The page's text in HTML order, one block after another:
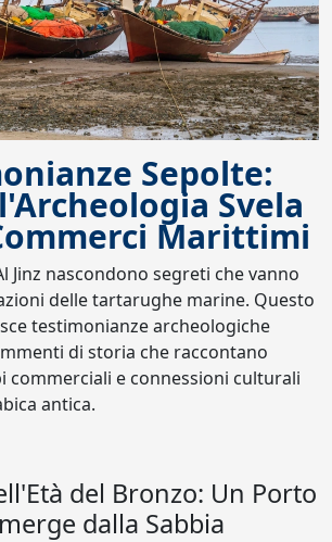
Sepolte:
Svela
Marittimi
Jinz nascondono segreti che vanno
delle tartarughe marine. Questo
testimonianze archeologiche
di storia che raccontano
commerciali e connessioni culturali
antica.
del Bronzo: Un Porto
dalla Sabbia